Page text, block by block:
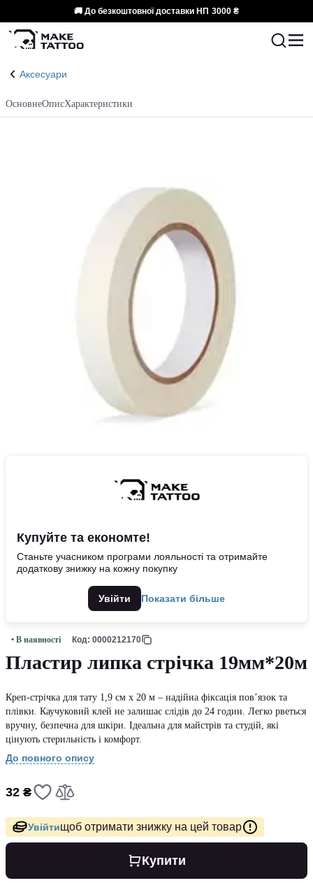
🚚 До безкоштовної доставки НП 3000 ₴
Аксесуари
ОсновнеОписХарактеристики
Купуйте та економте!
Станьте учасником програми лояльності та отримайте
додаткову знижку на кожну покупку
Увійти Показати більше
• В наявності Код: 0000212170
Пластир липка стрічка 19мм*20м
Креп-стрічка для тату 1,9 см х 20 м – надійна фіксація пов’язок та
плівки. Каучуковий клей не залишає слідів до 24 годин. Легко рветься
вручну, безпечна для шкіри. Ідеальна для майстрів та студій, які
цінують стерильність і комфорт.
До повного опису
32 ₴
Увійтищоб отримати знижку на цей товар
Купити